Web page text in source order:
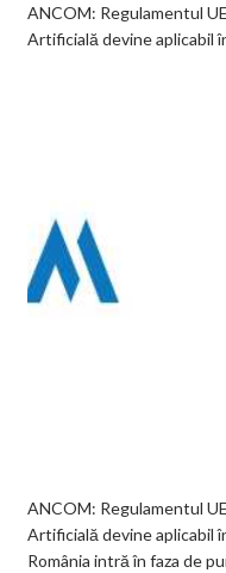
ANCOM: Regulamentul
Artificială devine aplicabil
ANCOM: Regulamentul
Artificială devine aplicabil
România intră în faza de